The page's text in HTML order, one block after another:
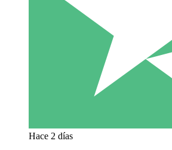
Hace 2 días